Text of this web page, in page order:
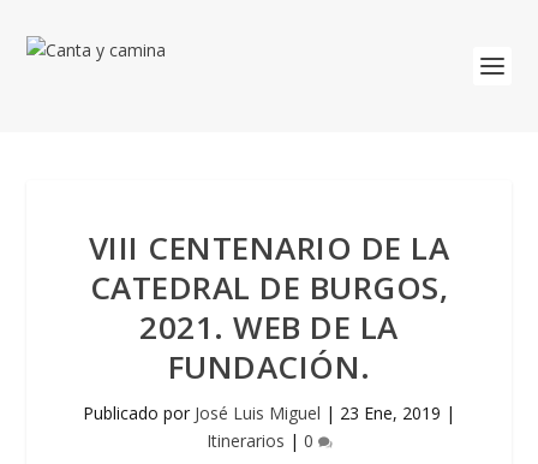
VIII CENTENARIO DE LA
CATEDRAL DE BURGOS,
2021. WEB DE LA
FUNDACIÓN.
Publicado por José Luis Miguel | 23 Ene, 2019 |
Itinerarios | 0